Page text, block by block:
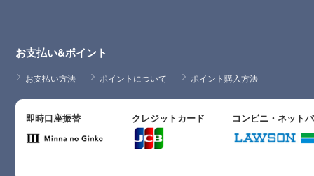
お支払い&ポイント
お支払い方法 ポイントについて ポイント購入方法
即時口座振替 クレジットカード コンビニ・ネット